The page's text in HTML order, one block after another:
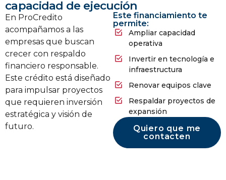
capacidad de ejecución
En ProCredito
acompañamos a las
empresas que buscan
crecer con respaldo
financiero responsable.
Este crédito está diseñado
para impulsar proyectos
que requieren inversión
estratégica y visión de
futuro.
Este financiamiento te
permite:
Ampliar capacidad
operativa
Invertir en tecnología e
infraestructura
Renovar equipos clave
Respaldar proyectos de
expansión
Quiero que me
contacten